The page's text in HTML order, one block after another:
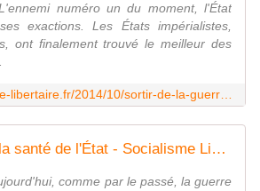
numéro un du moment, l'État
exactions. Les États impérialistes,
ont finalement trouvé le meilleur des
La guerre, c'est la santé de l'État - Socialisme Libertaire
comme par le passé, la guerre